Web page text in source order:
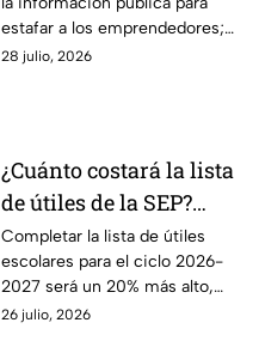
“renovar tu marca” en
México; consejos para
protegerse
estafar a los emprendedores;
les envían una carta
28 julio, 2026
¿Cuánto costará la lista
de útiles de la SEP?
Adquirir los materiales
escolares será más caro
este ciclo 2026-2027
Completar la lista de útiles
escolares para el ciclo 2026-
2027 será un 20% más alto,
por lo que las familias
26 julio, 2026